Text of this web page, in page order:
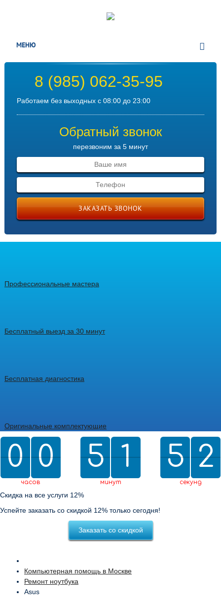
МЕНЮ
8 (985) 062-35-95
Работаем без выходных с 08:00 до 23:00
Обратный звонок
перезвоним за 5 минут
ЗАКАЗАТЬ ЗВОНОК
Профессиональные мастера
Бесплатный выезд за 30 минут
Бесплатная диагностика
Оригинальные комплектующие
0
0 0
0
часов
5
5 2
1
1
2
минут
0
5
5
0 2
1
1
2
секунд
Скидка на все услуги 12%
Успейте заказать со скидкой 12% только сегодня!
Заказать со скидкой
Компьютерная помощь в Москве
Ремонт ноутбука
Asus